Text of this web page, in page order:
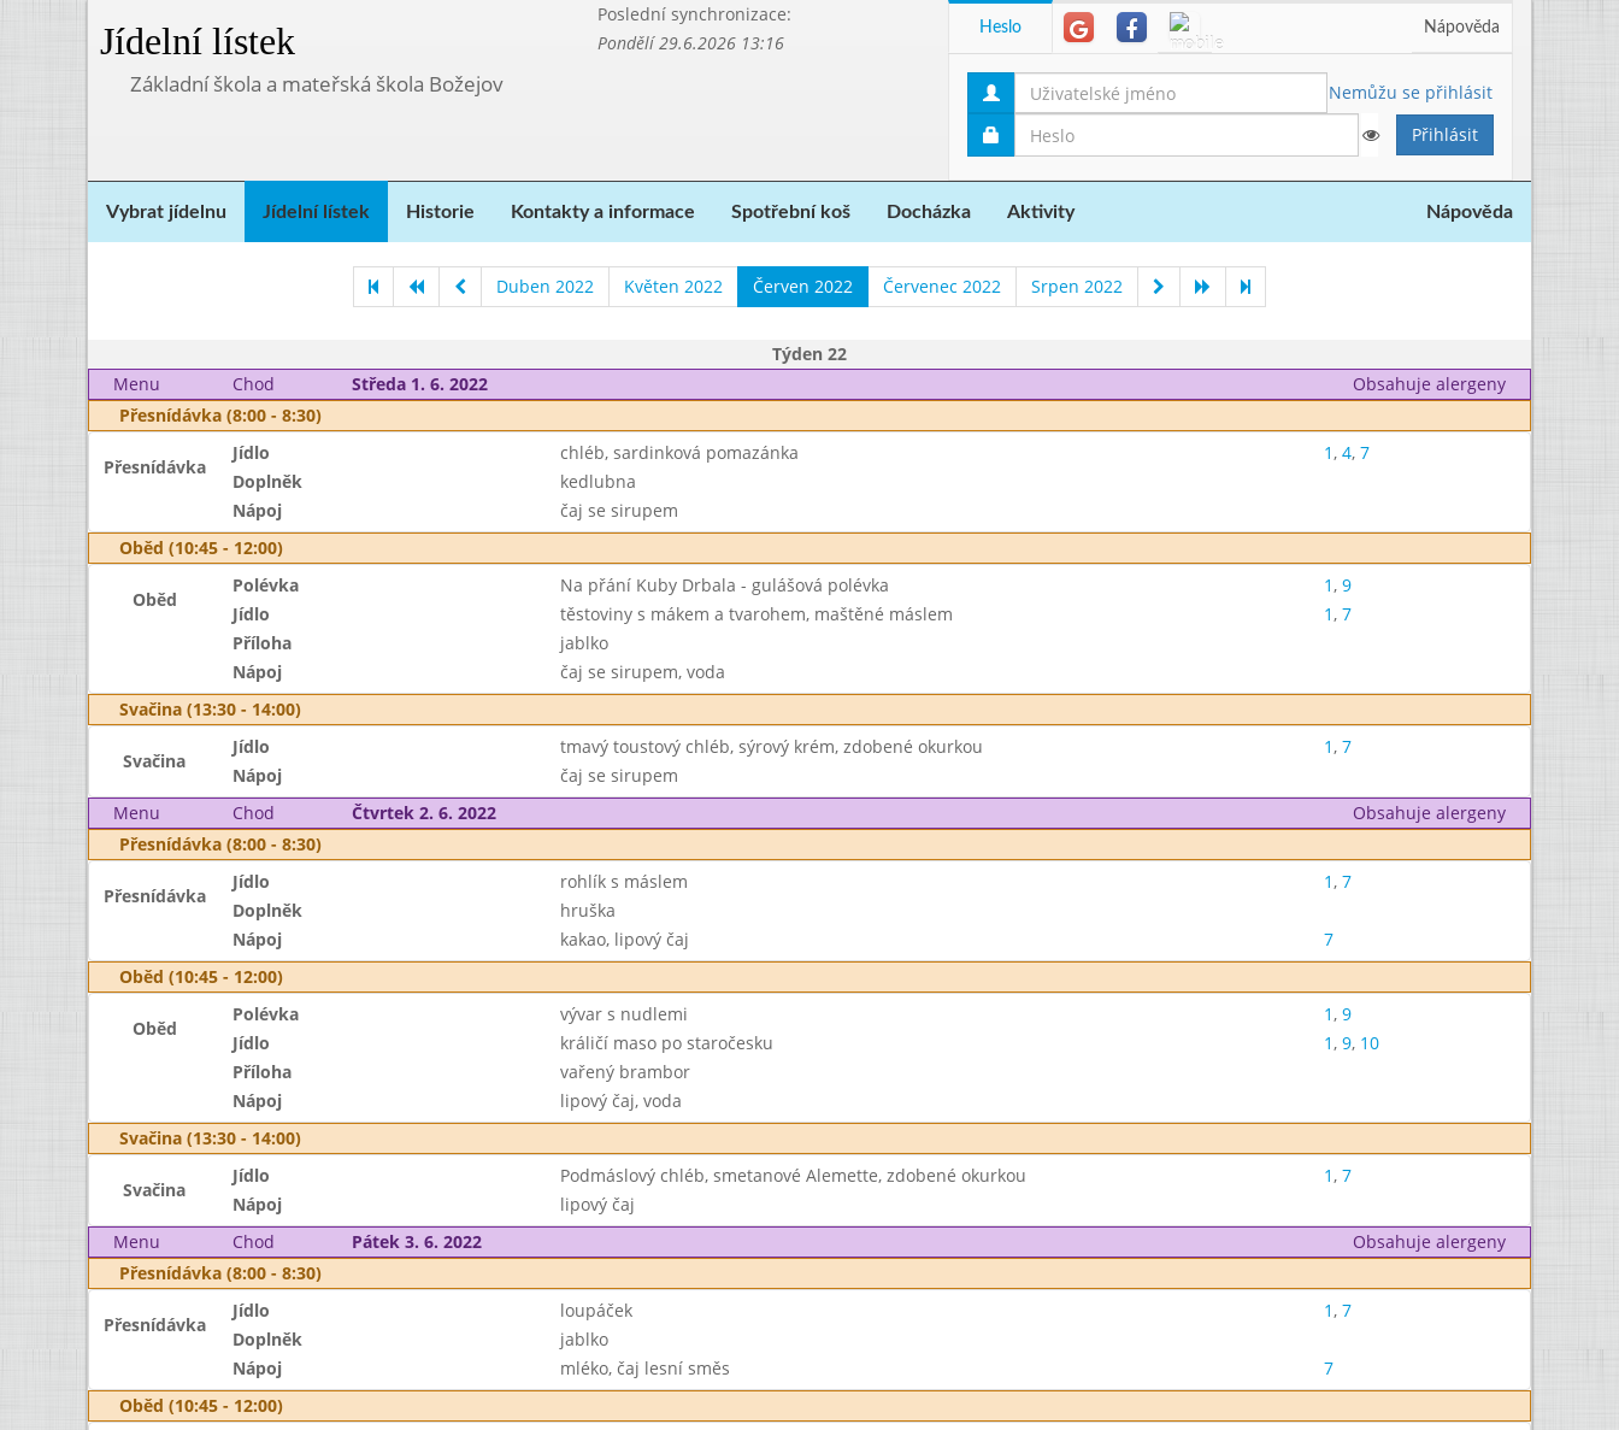
Jídelní lístek
Poslední synchronizace:
Pondělí 29.6.2026 13:16
Základní škola a mateřská škola Božejov
Heslo Nápověda
Nemůžu se přihlásit
Vybrat jídelnu Jídelní lístek Historie Kontakty a informace Spotřební koš Docházka Aktivity Nápověda
Duben 2022 Květen 2022 Červen 2022 Červenec 2022 Srpen 2022
Týden 22
Menu
Chod Středa 1. 6. 2022
Obsahuje alergeny
Přesnídávka (8:00 - 8:30)
Přesnídávka
Jídlo chléb, sardinková pomazánka 1, 4, 7
Doplněk
kedlubna
Nápoj
čaj se sirupem
Oběd (10:45 - 12:00)
Oběd
Polévka Na přání Kuby Drbala - gulášová polévka 1, 9
Jídlo
těstoviny s mákem a tvarohem, maštěné máslem 1, 7
Příloha
jablko
Nápoj
čaj se sirupem, voda
Svačina (13:30 - 14:00)
Svačina
Jídlo tmavý toustový chléb, sýrový krém, zdobené okurkou 1, 7
Nápoj
čaj se sirupem
Menu
Chod Čtvrtek 2. 6. 2022
Obsahuje alergeny
Přesnídávka (8:00 - 8:30)
Přesnídávka
Jídlo rohlík s máslem 1, 7
Doplněk
hruška
Nápoj
kakao, lipový čaj
7
Oběd (10:45 - 12:00)
Oběd
Polévka vývar s nudlemi 1, 9
Jídlo
králičí maso po staročesku 1, 9, 10
Příloha
vařený brambor
Nápoj
lipový čaj, voda
Svačina (13:30 - 14:00)
Svačina
Jídlo Podmáslový chléb, smetanové Alemette, zdobené okurkou 1, 7
Nápoj
lipový čaj
Menu
Chod Pátek 3. 6. 2022
Obsahuje alergeny
Přesnídávka (8:00 - 8:30)
Přesnídávka
Jídlo loupáček 1, 7
Doplněk
jablko
Nápoj
mléko, čaj lesní směs
7
Oběd (10:45 - 12:00)